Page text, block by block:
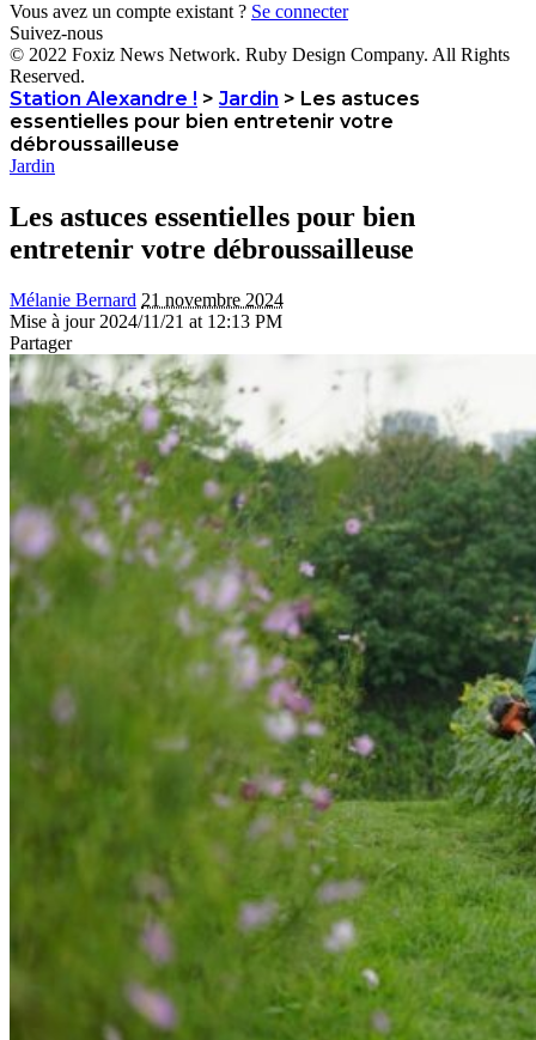
Vous avez un compte existant ? Se connecter
Suivez-nous
© 2022 Foxiz News Network. Ruby Design Company. All Rights
Reserved.
Station Alexandre ! > Jardin > Les astuces
essentielles pour bien entretenir votre
débroussailleuse
Jardin
Les astuces essentielles pour bien
entretenir votre débroussailleuse
Mélanie Bernard 21 novembre 2024
Mise à jour 2024/11/21 at 12:13 PM
Partager